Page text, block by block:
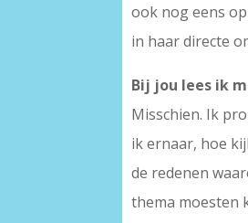
ook nog eens
in haar directe
Bij jou lees ik
Misschien. Ik
ik ernaar, hoe
de redenen
thema moesten